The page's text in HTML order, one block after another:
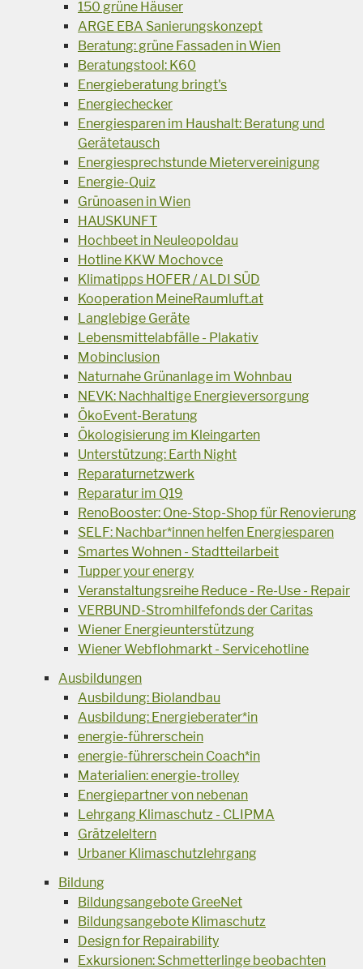
150 grüne Häuser
ARGE EBA Sanierungskonzept
Beratung: grüne Fassaden in Wien
Beratungstool: K60
Energieberatung bringt's
Energiechecker
Energiesparen im Haushalt: Beratung und
Gerätetausch
Energiesprechstunde Mietervereinigung
Energie-Quiz
Grünoasen in Wien
HAUSKUNFT
Hochbeet in Neuleopoldau
Hotline KKW Mochovce
Klimatipps HOFER / ALDI SÜD
Kooperation MeineRaumluft.at
Langlebige Geräte
Lebensmittelabfälle - Plakativ
Mobinclusion
Naturnahe Grünanlage im Wohnbau
NEVK: Nachhaltige Energieversorgung
ÖkoEvent-Beratung
Ökologisierung im Kleingarten
Unterstützung: Earth Night
Reparaturnetzwerk
Reparatur im Q19
RenoBooster: One-Stop-Shop für Renovierung
SELF: Nachbar*innen helfen Energiesparen
Smartes Wohnen - Stadtteilarbeit
Tupper your energy
Veranstaltungsreihe Reduce - Re-Use - Repair
VERBUND-Stromhilfefonds der Caritas
Wiener Energieunterstützung
Wiener Webflohmarkt - Servicehotline
Ausbildungen
Ausbildung: Biolandbau
Ausbildung: Energieberater*in
energie-führerschein
energie-führerschein Coach*in
Materialien: energie-trolley
Energiepartner von nebenan
Lehrgang Klimaschutz - CLIPMA
Grätzeleltern
Urbaner Klimaschutzlehrgang
Bildung
Bildungsangebote GreeNet
Bildungsangebote Klimaschutz
Design for Repairability
Exkursionen: Schmetterlinge beobachten